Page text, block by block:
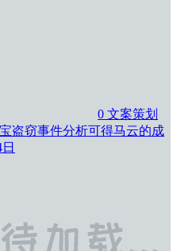
0 文案策划
盗窃事件分析可得马云的成